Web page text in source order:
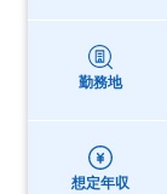
勤務地
想定年収